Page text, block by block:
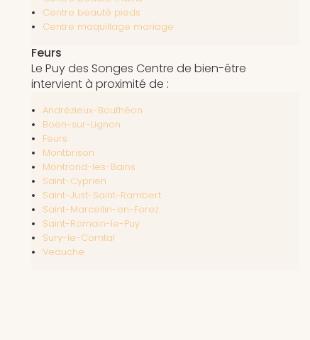
Centre beauté pieds
Centre maquillage mariage
Feurs
Le Puy des Songes Centre de bien-être
intervient à proximité de :
Andrézieux-Bouthéon
Boën-sur-Lignon
Feurs
Montbrison
Montrond-les-Bains
Saint-Cyprien
Saint-Just-Saint-Rambert
Saint-Marcellin-en-Forez
Saint-Romain-le-Puy
Sury-le-Comtal
Veauche